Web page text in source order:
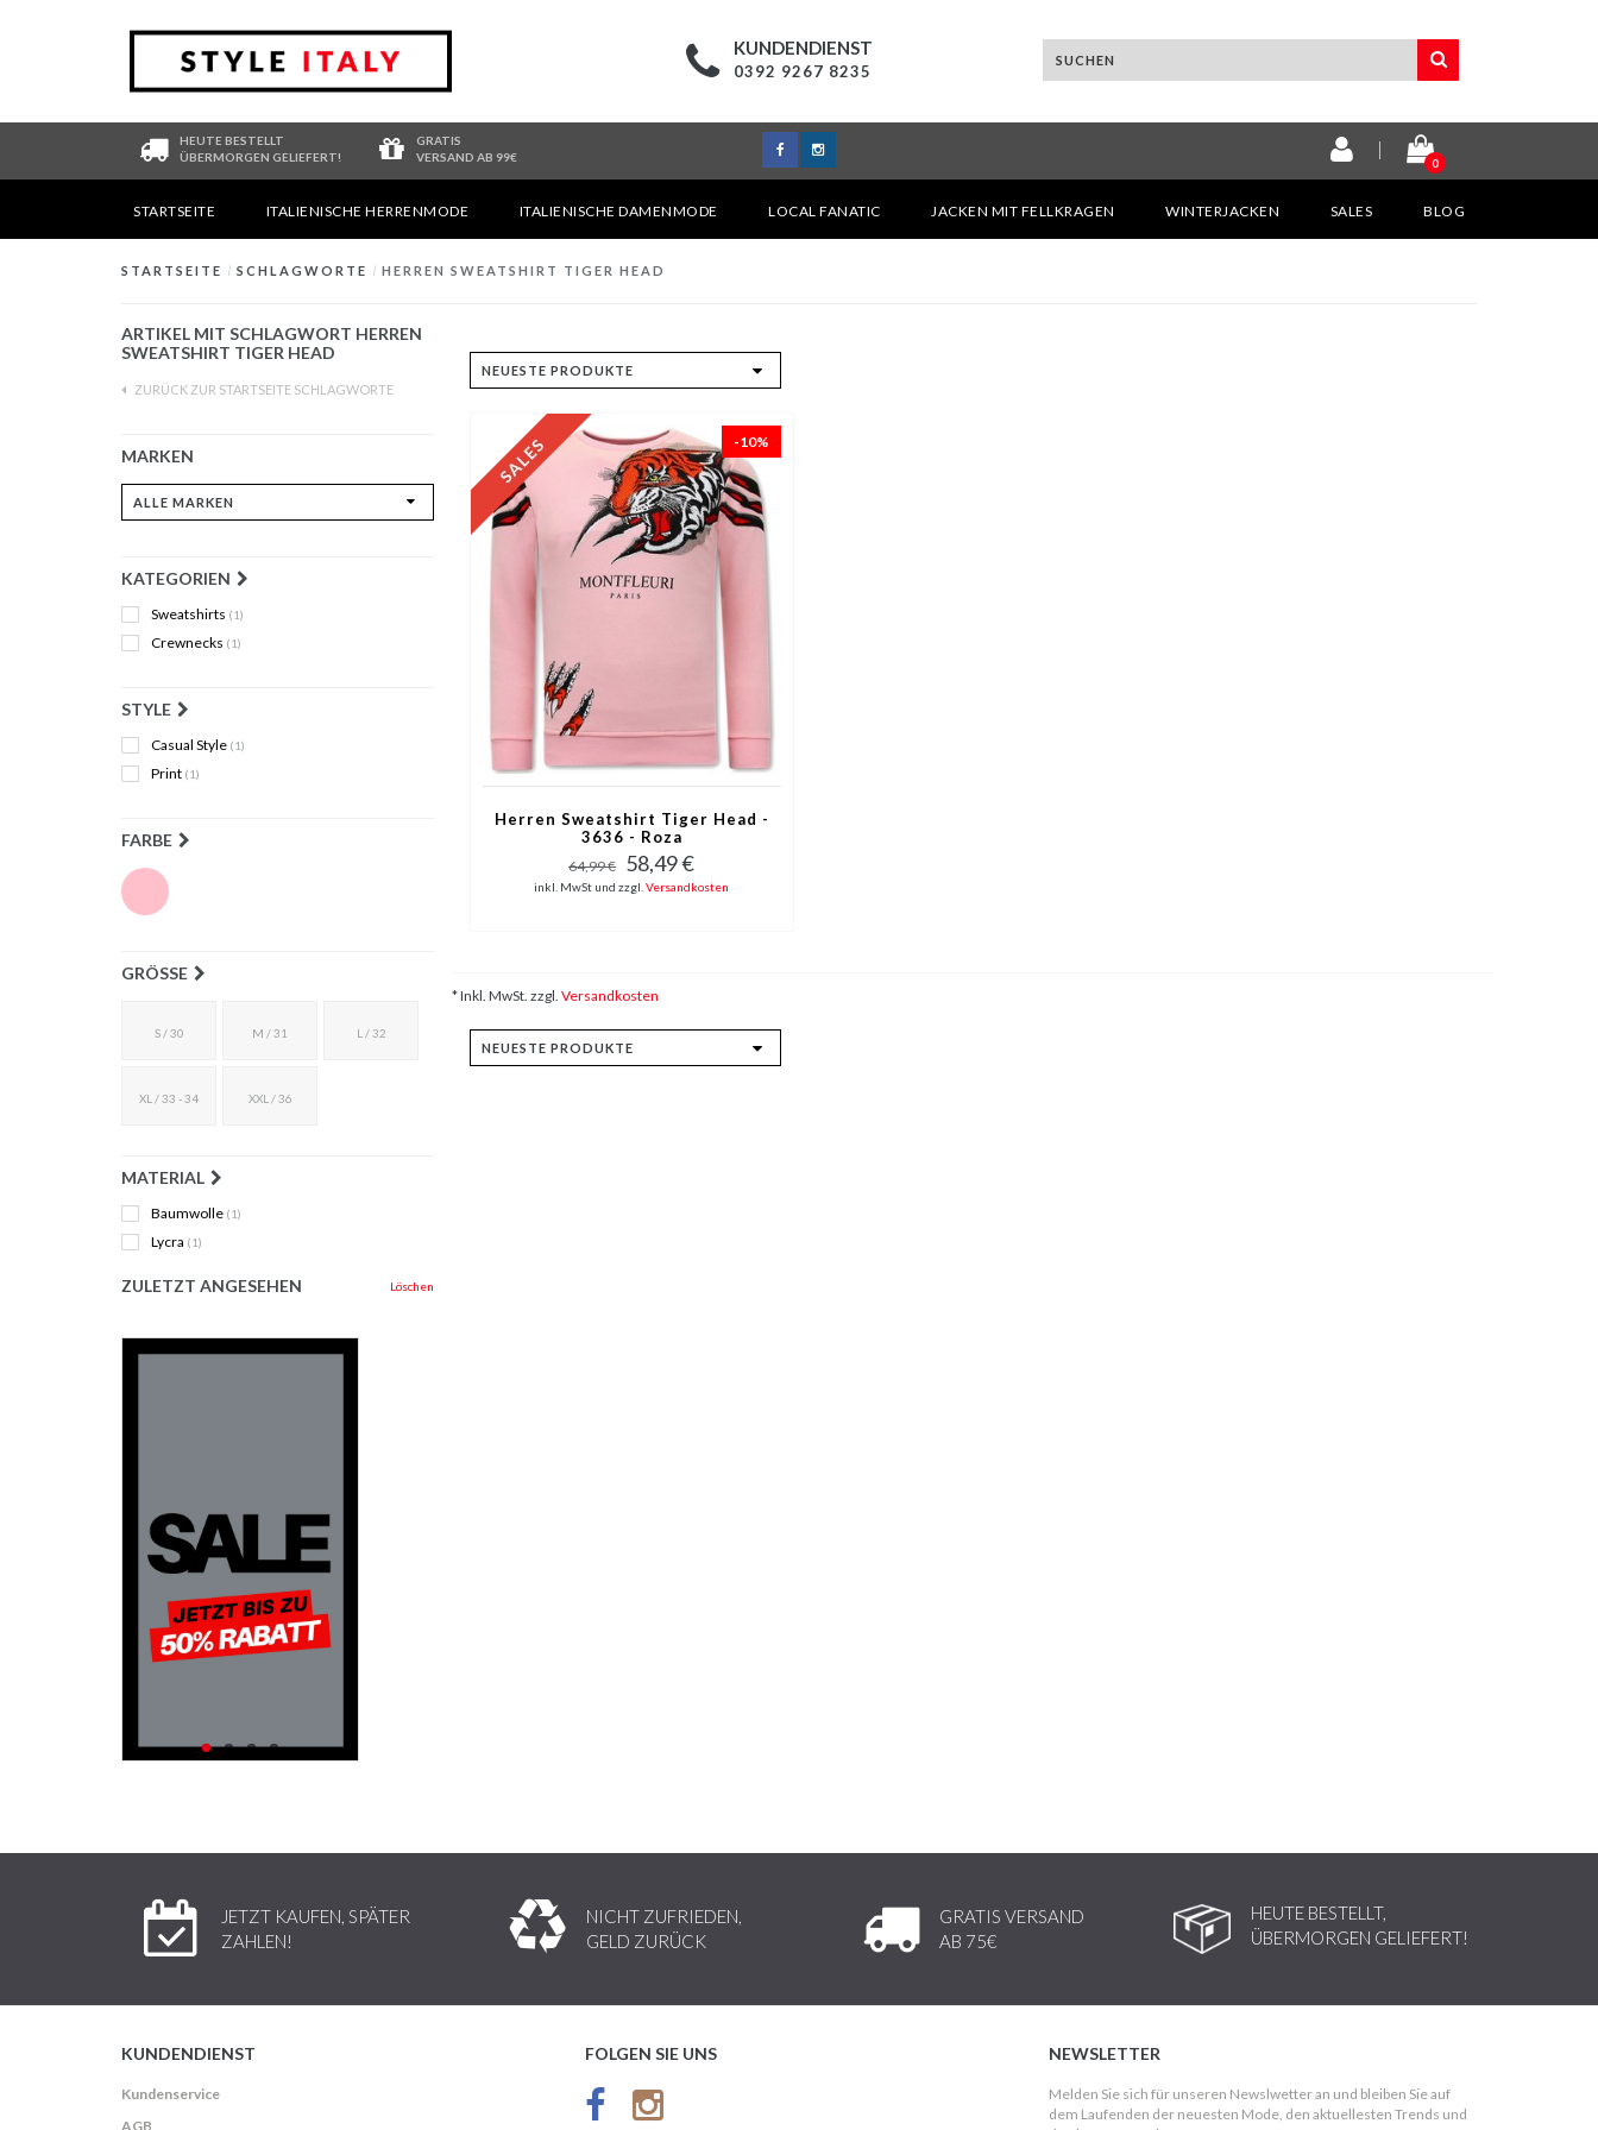
KUNDENDIENST
0392 9267 8235
HEUTE BESTELLT
ÜBERMORGEN GELIEFERT!
GRATIS
VERSAND AB 99€
0
STARTSEITE ITALIENISCHE HERRENMODE ITALIENISCHE DAMENMODE LOCAL FANATIC JACKEN MIT FELLKRAGEN WINTERJACKEN SALES BLOG
STARTSEITE / SCHLAGWORTE / HERREN SWEATSHIRT TIGER HEAD
ARTIKEL MIT SCHLAGWORT HERREN
SWEATSHIRT TIGER HEAD
ZURÜCK ZUR STARTSEITE SCHLAGWORTE
MARKEN
KATEGORIEN
Sweatshirts (1)
Crewnecks (1)
STYLE
Casual Style (1)
Print (1)
FARBE
GRÖSSE
S / 30 M / 31 L / 32
XL / 33 - 34 XXL / 36
MATERIAL
Baumwolle (1)
Lycra (1)
ZULETZT ANGESEHEN Löschen
-10%
Herren Sweatshirt Tiger Head -
3636 - Roza
64,99 € 58,49 €
inkl. MwSt und zzgl.Versandkosten
* Inkl. MwSt. zzgl. Versandkosten
JETZT KAUFEN, SPÄTER
ZAHLEN!
NICHT ZUFRIEDEN,
GELD ZURÜCK
GRATIS VERSAND
AB 75€
HEUTE BESTELLT,
ÜBERMORGEN GELIEFERT!
KUNDENDIENST
Kundenservice
AGB
FOLGEN SIE UNS NEWSLETTER
Melden Sie sich für unseren Newslwetter an und bleiben Sie auf
dem Laufenden der neuesten Mode, den aktuellesten Trends und